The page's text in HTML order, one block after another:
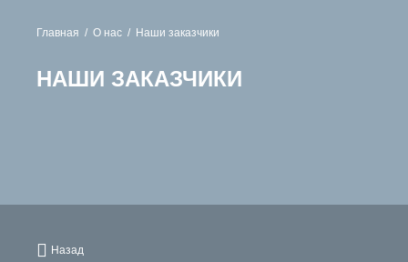
Главная О нас Наши заказчики
НАШИ ЗАКАЗЧИКИ
Назад